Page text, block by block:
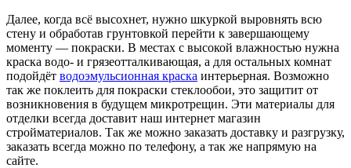
Далее, когда всё высохнет, нужно шкуркой выровнять всю
стену и обработав грунтовкой перейти к завершающему
моменту — покраски. В местах с высокой влажностью нужна
краска водо- и грязеотталкивающая, а для остальных комнат
подойдёт водоэмульсионная краска интерьерная. Возможно
так же поклеить для покраски стеклообои, это защитит от
возникновения в будущем микротрещин. Эти материалы для
отделки всегда доставит наш интернет магазин
стройматериалов. Так же можно заказать доставку и разгрузку,
заказать всегда можно по телефону, а так же напрямую на
сайте.